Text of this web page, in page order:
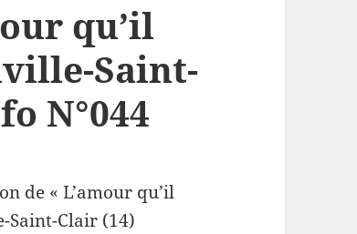
qu’il
Saint-
N°044
de « L’amour qu’il
Saint-Clair (14)